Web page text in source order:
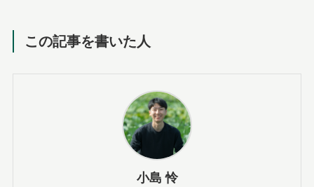
この記事を書いた人
小島 怜